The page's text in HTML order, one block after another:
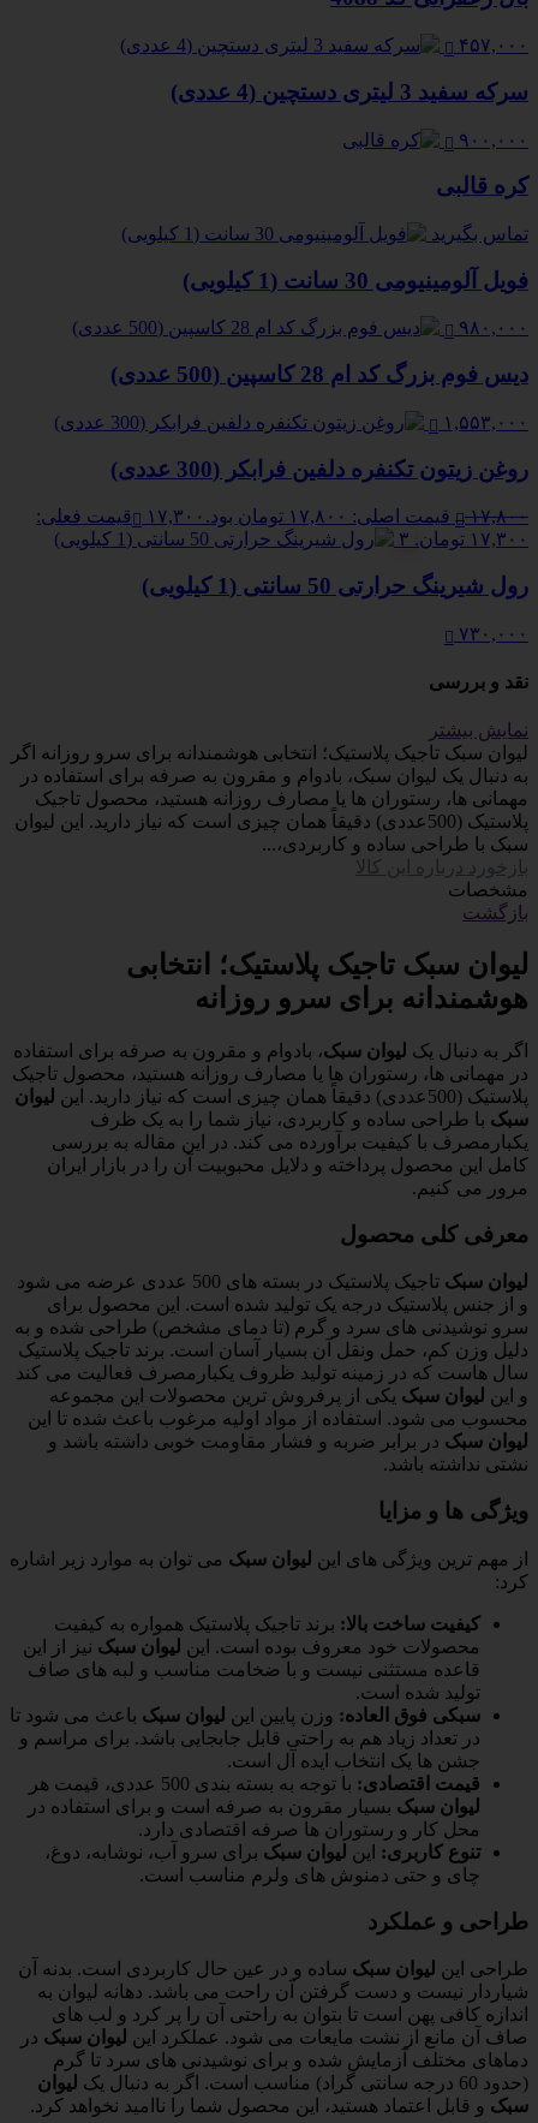
۴۵۷,۰۰۰
سرکه سفید 3 لیتری دستچین (4 عددی)
۹۰۰,۰۰۰
کره قالبی
تماس بگیرید
فویل آلومینیومی 30 سانت (1 کیلویی)
۹۸۰,۰۰۰
دیس فوم بزرگ کد ام 28 کاسپین (500 عددی)
۱,۵۵۳,۰۰۰
روغن زیتون تکنفره دلفین فرابکر (300 عددی)
۱۷,۸۰۰ قیمت اصلی: ۱۷,۸۰۰ تومان بود. ۱۷,۳۰۰
قیمت فعلی:
۱۷,۳۰۰ تومان.
۳
رول شیرینگ حرارتی 50 سانتی (1 کیلویی)
۷۳۰,۰۰۰
نقد و بررسی
نمایش بیشتر
لیوان سبک تاجیک پلاستیک؛ انتخابی هوشمندانه برای سرو روزانه اگر
به دنبال یک لیوان سبک، بادوام و مقرون به صرفه برای استفاده در
مهمانی ها، رستوران ها یا مصارف روزانه هستید، محصول تاجیک
پلاستیک (500عددی) دقیقاً همان چیزی است که نیاز دارید. این لیوان
سبک با طراحی ساده و کاربردی،...
بازخورد درباره این کالا
مشخصات
بازگشت
لیوان سبک تاجیک پلاستیک؛ انتخابی
هوشمندانه برای سرو روزانه
اگر به دنبال یک لیوان سبک، بادوام و مقرون به صرفه برای استفاده
در مهمانی ها، رستوران ها یا مصارف روزانه هستید، محصول تاجیک
پلاستیک (500عددی) دقیقاً همان چیزی است که نیاز دارید. این
لیوان
سبک با طراحی ساده و کاربردی، نیاز شما را به یک ظرف
یکبارمصرف با کیفیت برآورده می کند. در این مقاله به بررسی
کامل این محصول پرداخته و دلایل محبوبیت آن را در بازار ایران
مرور می کنیم.
معرفی کلی محصول
لیوان سبک
تاجیک پلاستیک در بسته های 500 عددی عرضه می شود
و از جنس پلاستیک درجه یک تولید شده است. این محصول برای
سرو نوشیدنی های سرد و گرم (تا دمای مشخص) طراحی شده و به
دلیل وزن کم، حمل ونقل آن بسیار آسان است. برند تاجیک پلاستیک
سال هاست که در زمینه تولید ظروف یکبارمصرف فعالیت می کند
و این لیوان سبک یکی از پرفروش ترین محصولات این مجموعه
محسوب می شود. استفاده از مواد اولیه مرغوب باعث شده تا این
لیوان سبک در برابر ضربه و فشار مقاومت خوبی داشته باشد و
نشتی نداشته باشد.
ویژگی ها و مزایا
از مهم ترین ویژگی های این لیوان سبک می توان به موارد زیر اشاره
کرد:
کیفیت ساخت بالا: برند تاجیک پلاستیک همواره به کیفیت
محصولات خود معروف بوده است. این لیوان سبک نیز از این
قاعده مستثنی نیست و با ضخامت مناسب و لبه های صاف
تولید شده است.
سبکی فوق العاده: وزن پایین این لیوان سبک باعث می شود تا
در تعداد زیاد هم به راحتی قابل جابجایی باشد. برای مراسم و
جشن ها یک انتخاب ایده آل است.
قیمت اقتصادی: با توجه به بسته بندی 500 عددی، قیمت هر
لیوان سبک بسیار مقرون به صرفه است و برای استفاده در
محل کار و رستوران ها صرفه اقتصادی دارد.
تنوع کاربری: این لیوان سبک برای سرو آب، نوشابه، دوغ،
چای و حتی دمنوش های ولرم مناسب است.
طراحی و عملکرد
طراحی این لیوان سبک ساده و در عین حال کاربردی است. بدنه آن
شیاردار نیست و دست گرفتن آن راحت می باشد. دهانه لیوان به
اندازه کافی پهن است تا بتوان به راحتی آن را پر کرد و لب های
صاف آن مانع از نشت مایعات می شود. عملکرد این لیوان سبک در
دماهای مختلف آزمایش شده و برای نوشیدنی های سرد تا گرم
(حدود 60 درجه سانتی گراد) مناسب است. اگر به دنبال یک
لیوان
سبک و قابل اعتماد هستید، این محصول شما را ناامید نخواهد کرد.